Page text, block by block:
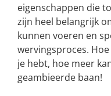
eigenschappen die
zijn heel belangrijk
kunnen voeren en
wervingsproces.
je hebt, hoe meer
geambieerde baan!